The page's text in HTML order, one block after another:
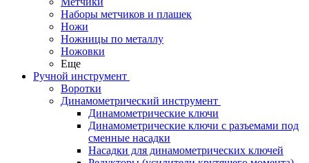
Наборы метчиков и плашек
Ножи
Ножницы по металлу
Ножовки
Еще
Ручной инструмент
Воротки
Динамометрический инструмент
Динамометрические ключи
Динамометрические ключи с разъемами под
сменные насадки
Насадки для динамометрических ключей